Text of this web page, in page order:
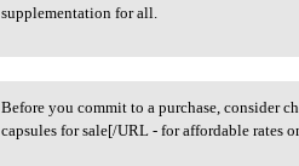
supplementation for all.
Before you commit to a
Before you commit to a purchase, consider
capsules for sale[/URL - for affordable rates